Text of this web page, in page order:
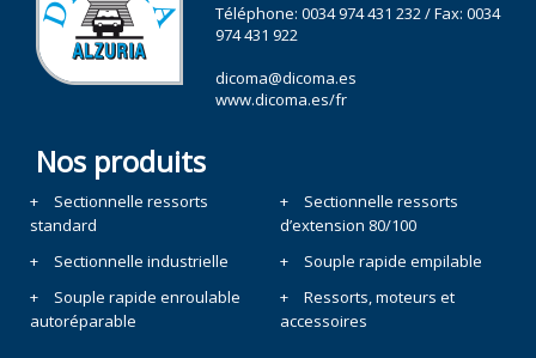
Téléphone: 0034 974 431 232/ Fax: 0034
974 431 922
dicoma@dicoma.es
www.dicoma.es/fr
Nos produits
Sectionnelle ressorts
standard
Sectionnelle ressorts
d’extension 80/100
Sectionnelle industrielle
Souple rapide empilable
Souple rapide enroulable
autoréparable
Ressorts, moteurs et
accessoires